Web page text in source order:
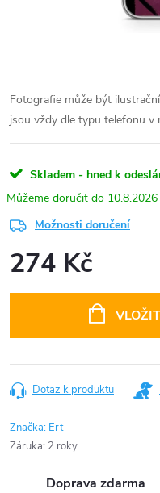
Fotografie může být
jsou vždy dle typu telefonu v
Skladem - hned k
10.8.2026
Možnosti doručení
274 Kč
Dotaz k produktu
Značka: Ert
Záruka: 2 roky
Doprava zdarma